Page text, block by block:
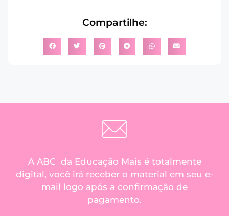
Compartilhe:
A ABC da Educação Mais é totalmente
digital, você irá receber o material em seu e-
mail logo após a confirmação de
pagamento.